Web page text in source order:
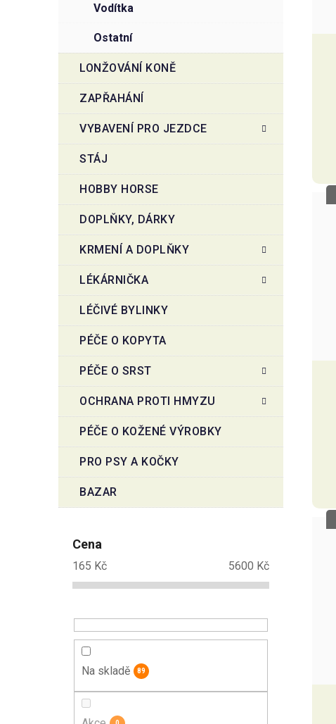
vodítka
ostatní
LONŽOVÁNÍ KONĚ
ZAPŘAHÁNÍ
VYBAVENÍ PRO JEZDCE
STÁJ
HOBBY HORSE
DOPLŇKY, DÁRKY
KRMENÍ A DOPLŇKY
LÉKÁRNIČKA
LÉČIVÉ BYLINKY
PÉČE O KOPYTA
PÉČE O SRST
OCHRANA PROTI HMYZU
PÉČE O KOŽENÉ VÝROBKY
PRO PSY A KOČKY
BAZAR
Cena
165 Kč 5600 Kč
Na skladě 89